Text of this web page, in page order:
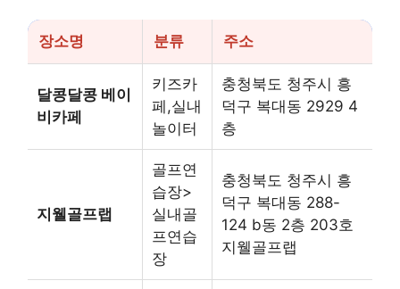
장소명 분류 주소
달콩달콩 베이
비카페
키즈카
페,실내
놀이터
충청북도 청주시 흥
덕구 복대동 2929 4
층
지웰골프랩
골프연
습장>
실내골
프연습
장
충청북도 청주시 흥
덕구 복대동 288-
124 b동 2층 203호
지웰골프랩